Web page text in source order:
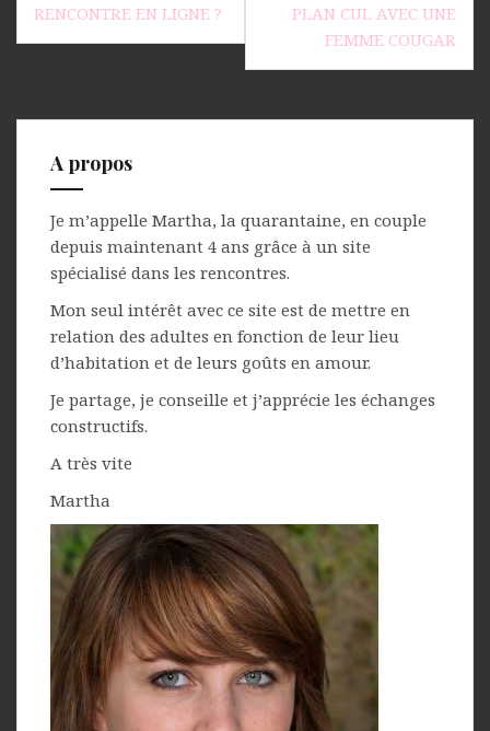
l’article
RENCONTRE EN LIGNE ?
PLAN CUL AVEC UNE
FEMME COUGAR
A propos
Je m’appelle Martha, la quarantaine, en couple
depuis maintenant 4 ans grâce à un site
spécialisé dans les rencontres.
Mon seul intérêt avec ce site est de mettre en
relation des adultes en fonction de leur lieu
d’habitation et de leurs goûts en amour.
Je partage, je conseille et j’apprécie les échanges
constructifs.
A très vite
Martha